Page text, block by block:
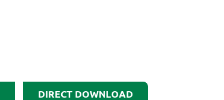
DIRECT DOWNLOAD